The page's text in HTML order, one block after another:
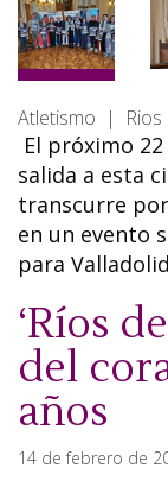
Atletismo | Rios
El próximo
salida a esta
transcurre
en un evento
para Valladolid
‘Ríos
del
años
14 de febrero de